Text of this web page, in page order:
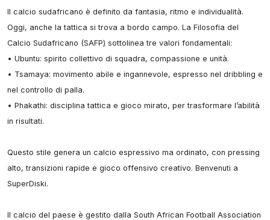
Il calcio sudafricano è definito da fantasia, ritmo e individualità.
Oggi, anche la tattica si trova a bordo campo. La Filosofia del
Calcio Sudafricano (SAFP) sottolinea tre valori fondamentali:
• Ubuntu: spirito collettivo di squadra, compassione e unità.
• Tsamaya: movimento abile e ingannevole, espresso nel dribbling e
nel controllo di palla.
• Phakathi: disciplina tattica e gioco mirato, per trasformare l’abilità
in risultati.
Questo stile genera un calcio espressivo ma ordinato, con pressing
alto, transizioni rapide e gioco offensivo creativo. Benvenuti a
SuperDiski.
Il calcio del paese è gestito dalla South African Football Association